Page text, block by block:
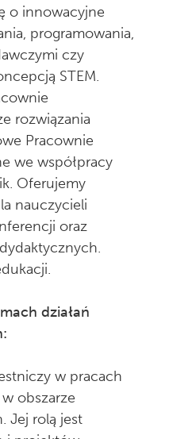
o innowacyjne
programowania,
czy
STEM.
rozwiązania
Pracownie
we współpracy
Oferujemy
nauczycieli
oraz
działań
w pracach
obszarze
Jej rolą jest